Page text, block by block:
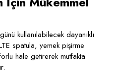
kullanılabilecek dayanıklı
spatula, yemek pişirme
hale getirerek mutfakta